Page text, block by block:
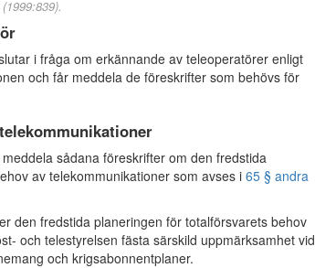
i fråga om erkännande av teleoperatörer enligt
och får meddela de föreskrifter som behövs för
sådana föreskrifter om den fredstida
av telekommunikationer som avses i 65 § andra
den fredstida planeringen för totalförsvarets behov
och telestyrelsen fästa särskild uppmärksamhet vid
och krigsabonnentplaner.